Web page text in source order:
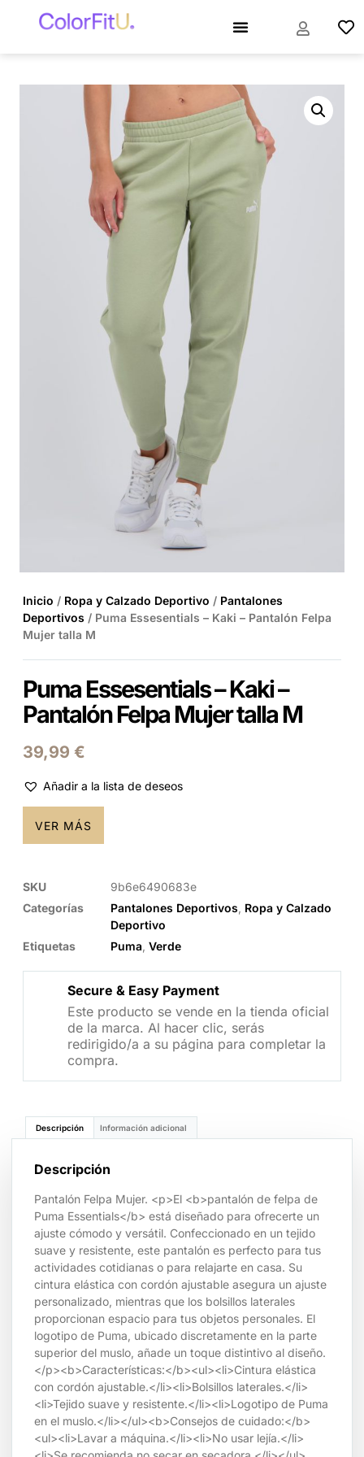
Inicio / Ropa y Calzado Deportivo / Pantalones
Deportivos / Puma Essesentials – Kaki – Pantalón Felpa
Mujer talla M
Puma Essesentials – Kaki –
Pantalón Felpa Mujer talla M
39,99 €
Añadir a la lista de deseos
VER MÁS
SKU
9b6e6490683e
Categorías
Pantalones Deportivos Ropa y Calzado
Deportivo
Etiquetas
Puma Verde
Secure & Easy Payment
Este producto se vende en la tienda oficial
de la marca. Al hacer clic, serás
redirigido/a a su página para completar la
compra.
Descripción Información adicional
Descripción
Pantalón Felpa Mujer. <p>El <b>pantalón de felpa de
Puma Essentials</b> está diseñado para ofrecerte un
ajuste cómodo y versátil. Confeccionado en un tejido
suave y resistente, este pantalón es perfecto para tus
actividades cotidianas o para relajarte en casa. Su
cintura elástica con cordón ajustable asegura un ajuste
personalizado, mientras que los bolsillos laterales
proporcionan espacio para tus objetos personales. El
logotipo de Puma, ubicado discretamente en la parte
superior del muslo, añade un toque distintivo al diseño.
</p><b>Características:</b><ul><li>Cintura elástica
con cordón ajustable.</li><li>Bolsillos laterales.</li>
<li>Tejido suave y resistente.</li><li>Logotipo de Puma
en el muslo.</li></ul><b>Consejos de cuidado:</b>
<ul><li>Lavar a máquina.</li><li>No usar lejía.</li>